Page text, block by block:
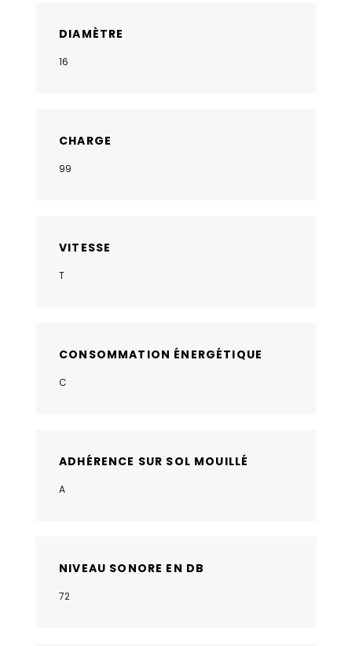
DIAMÈTRE
16
CHARGE
99
VITESSE
T
CONSOMMATION ÉNERGÉTIQUE
C
ADHÉRENCE SUR SOL MOUILLÉ
A
NIVEAU SONORE EN DB
72